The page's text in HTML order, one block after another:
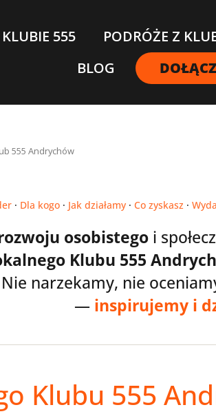
555 PODRÓŻE Z
BLOG
555 Andrychów
· Dla kogo · Jak działamy · Co zyskasz ·
osobistego i
Klubu 555
Nie narzekamy, nie
— inspirujemy i
Klubu 555